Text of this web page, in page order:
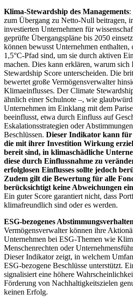
Klima-Stewardship des Managements:
zum Übergang zu Netto-Null beitragen,
investierten Unternehmen für
geprüfte Übergangspläne bis 2050
können bewusst Unternehmen
1,5°C-Pfad sind, um sie durch aktiven
machen. Dies kann erklären, warum sich
Stewardship Score unterscheiden. Die
bewertet große Vermögensverwalter
Klimaeinflusses. Der Climate
ähnlich einer Schulnote –, wie
Unternehmen im Einklang mit dem
beeinflusst, etwa durch Einfluss auf
Eskalationsstrategien oder
Beschlüssen. Dieser Indikator kann für
die mit ihrer Investition Wirkung
bereit sind, in klimaschädliche
diese durch Einflussnahme zu
erfolglosen Einflusses sollte jedoch
Zudem gilt die Bewertung für alle
berücksichtigt keine Abweichungen
Ein guter Score garantiert nicht, dass
klimafreundlich sind oder es werden.
ESG-bezogenes
Vermögensverwalter können ihre
Unternehmen bei ESG-Themen wie
Menschenrechten oder
Dieser Indikator zeigt, in welchem
ESG-bezogene Beschlüsse unterstützt.
signalisiert eine höhere
Förderung von Nachhaltigkeitszielen
keinen Erfolg.